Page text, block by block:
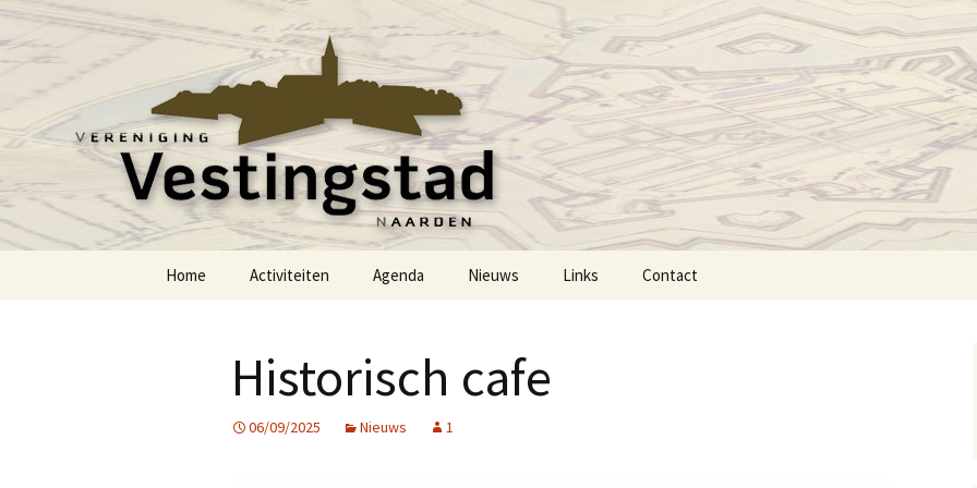
Vereniging Vestingstad Naarden
Voor mensen met hart voor de Vesting
Home Activiteiten Agenda Nieuws Links Contact
Historisch cafe
06/09/2025 Nieuws 1